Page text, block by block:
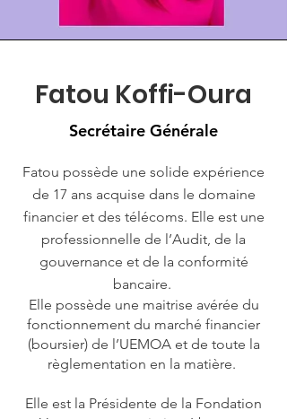
Fatou Koffi-Oura
Secrétaire Générale
Fatou possède une solide expérience
de 17 ans acquise dans le domaine
financier et des télécoms. Elle est une
professionnelle de l’Audit, de la
gouvernance et de la conformité
bancaire.
Elle possède une maitrise avérée du
fonctionnement du marché financier
(boursier) de l’UEMOA et de toute la
règlementation en la matière.
Elle est la Présidente de la Fondation